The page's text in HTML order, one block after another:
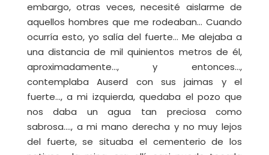
embargo, otras veces, necesité aislarme de
aquellos hombres que me rodeaban… Cuando
ocurría esto, yo salía del fuerte… Me alejaba a
una distancia de mil quinientos metros de él,
aproximadamente…, y entonces…,
contemplaba Auserd con sus jaimas y el
fuerte…, a mi izquierda, quedaba el pozo que
nos daba un agua tan preciosa como
sabrosa…., a mi mano derecha y no muy lejos
del fuerte, se situaba el cementerio de los